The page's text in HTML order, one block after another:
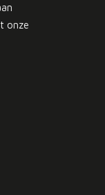
onze